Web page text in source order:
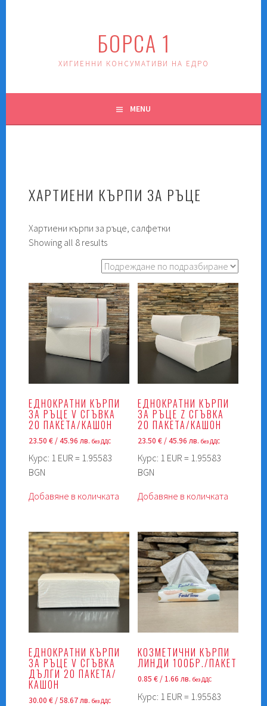
БОРСА 1
ХИГИЕННИ КОНСУМАТИВИ НА ЕДРО
MENU
ХАРТИЕНИ КЪРПИ ЗА РЪЦЕ
Хартиени кърпи за ръце, салфетки
Showing all 8 results
ЕДНОКРАТНИ КЪРПИ
ЗА РЪЦЕ V СГЪВКА
20 ПАКЕТА/КАШОН
23.50€/ 45.96 лв.без ДДС
Курс: 1 EUR = 1.95583
BGN
Добавяне в количката
ЕДНОКРАТНИ КЪРПИ
ЗА РЪЦЕ Z СГЪВКА
20 ПАКЕТА/КАШОН
23.50€/ 45.96 лв.без ДДС
Курс: 1 EUR = 1.95583
BGN
Добавяне в количката
ЕДНОКРАТНИ КЪРПИ
ЗА РЪЦЕ V СГЪВКА
ДЪЛГИ 20 ПАКЕТА/
КАШОН
30.00€/ 58.67 лв.без ДДС
КОЗМЕТИЧНИ КЪРПИ
ЛИНДИ 100БР./ПАКЕТ
0.85€/ 1.66 лв.без ДДС
Курс: 1 EUR = 1.95583